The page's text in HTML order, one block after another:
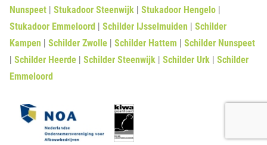
Nunspeet | Stukadoor Steenwijk | Stukadoor Hengelo |
Stukadoor Emmeloord | Schilder IJsselmuiden | Schilder
Kampen | Schilder Zwolle | Schilder Hattem | Schilder Nunspeet
| Schilder Heerde | Schilder Steenwijk | Schilder Urk | Schilder
Emmeloord